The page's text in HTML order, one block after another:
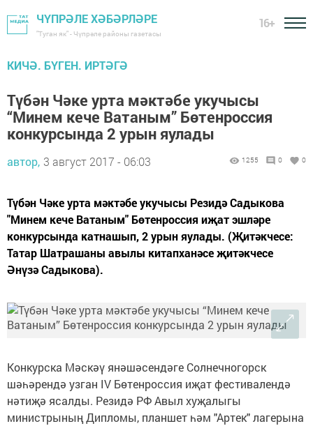
ЧҮПРӘЛЕ ХӘБӘРЛӘРЕ
"Туган як" - Чүпрәле районы газетасы
16+
КИЧӘ. БҮГЕН. ИРТӘГӘ
Түбән Чәке урта мәктәбе укучысы
“Минем кече Ватаным” Бөтенроссия
конкурсында 2 урын яулады
автор, 3 август 2017 - 06:03 1255 0 0
Түбән Чәке урта мәктәбе укучысы Резидә Садыкова
"Минем кече Ватаным" Бөтенроссия иҗат эшләре
конкурсында катнашып, 2 урын яулады. (Җитәкчесе:
Татар Шатрашаны авылы китапханәсе җитәкчесе
Әнүзә Садыкова).
Конкурска Мәскәү янәшәсендәге Солнечногорск
шәһәрендә узган IV Бөтенроссия иҗат фестивалендә
нәтиҗә ясалды. Резидә РФ Авыл хуҗалыгы
министрының Дипломы, планшет һәм "Артек" лагерына